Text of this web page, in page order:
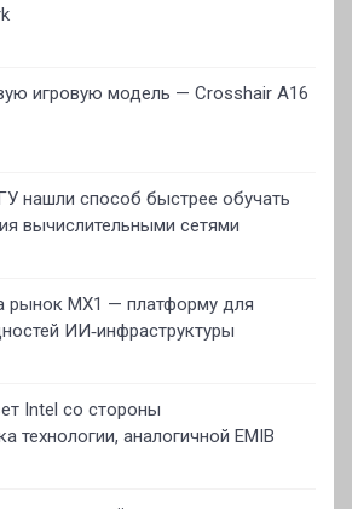
игровую модель — Crosshair A16
нашли способ быстрее обучать
вычислительными сетями
рынок MX1 — платформу для
ИИ‑инфраструктуры
Intel со стороны
технологии, аналогичной EMIB